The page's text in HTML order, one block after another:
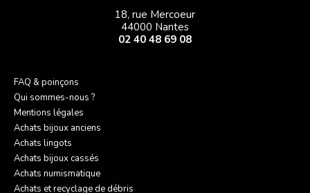
18, rue Mercoeur
44000 Nantes
02 40 48 69 08
FAQ & poinçons
Qui sommes-nous ?
Mentions légales
Achats bijoux anciens
Achats lingots
Achats bijoux cassés
Achats numismatique
Achats et recyclage de débris